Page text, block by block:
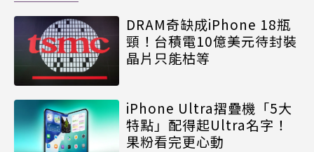
DRAM奇缺成iPhone 18瓶
頸！台積電10億美元待封裝
晶片只能枯等
iPhone Ultra摺疊機「5大
特點」配得起Ultra名字！
果粉看完更心動